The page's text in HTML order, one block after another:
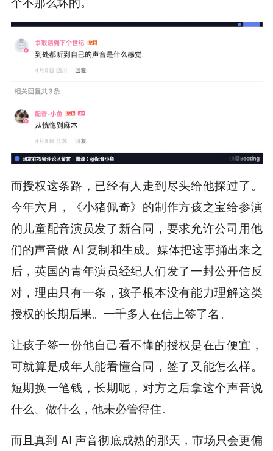
而授权这条路，已经有人走到尽头给他探过了。
今年六月，《小猪佩奇》的制作方孩之宝给参演
的儿童配音演员发了新合同，要求允许公司用他
们的声音做 AI 复制和生成。媒体把这事捅出来之
后，英国的青年演员经纪人们发了一封公开信反
对，理由只有一条，孩子根本没有能力理解这类
授权的长期后果。一千多人在信上签了名。
让孩子签一份他自己看不懂的授权是在占便宜，
可就算是成年人能看懂合同，签了又能怎么样。
短期换一笔钱，长期呢，对方之后拿这个声音说
什么、做什么，他未必管得住。
而且真到 AI 声音彻底成熟的那天，市场只会更偏